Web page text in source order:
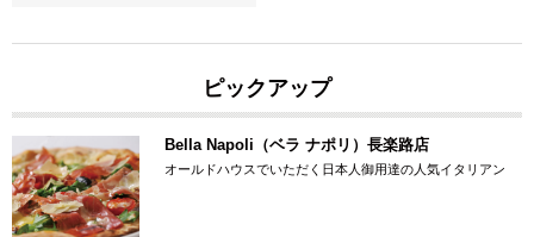
ピックアップ
Bella Napoli（ベラ ナポリ）長楽路店
オールドハウスでいただく日本人御用達の人気イタリアン